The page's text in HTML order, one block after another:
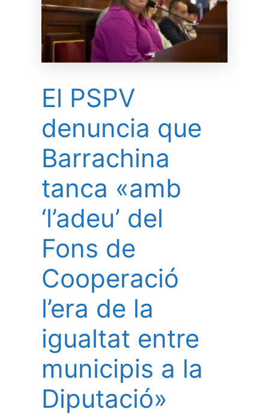
El PSPV
denuncia que
Barrachina
tanca «amb
‘l’adeu’ del
Fons de
Cooperació
l’era de la
igualtat entre
municipis a la
Diputació»